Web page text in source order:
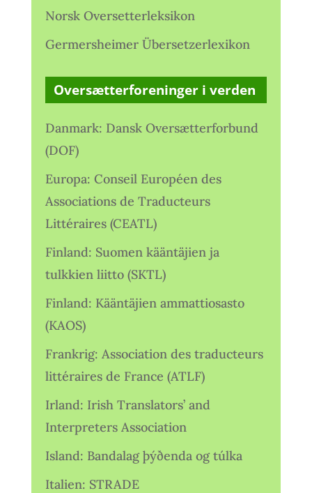
Norsk Oversetterleksikon
Germersheimer Übersetzerlexikon
Oversætterforeninger i verden
Danmark: Dansk Oversætterforbund
(DOF)
Europa: Conseil Européen des
Associations de Traducteurs
Littéraires (CEATL)
Finland: Suomen kääntäjien ja
tulkkien liitto (SKTL)
Finland: Kääntäjien ammattiosasto
(KAOS)
Frankrig: Association des traducteurs
littéraires de France (ATLF)
Irland: Irish Translators’ and
Interpreters Association
Island: Bandalag þýðenda og túlka
Italien: STRADE